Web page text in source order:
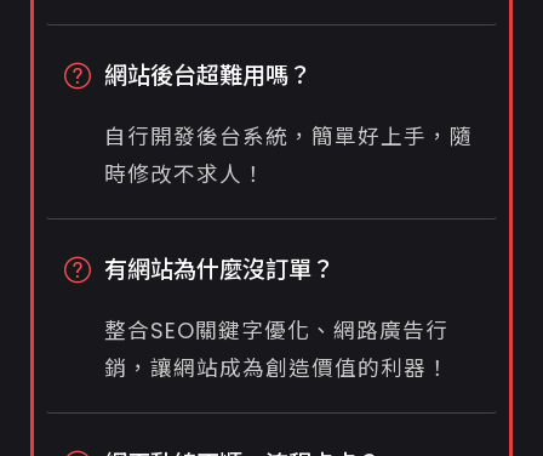
網站後台超難用嗎？
自行開發後台系統，簡單好上手，隨
時修改不求人！
有網站為什麼沒訂單？
整合SEO關鍵字優化、網路廣告行
銷，讓網站成為創造價值的利器！